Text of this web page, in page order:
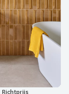
Richtprijs